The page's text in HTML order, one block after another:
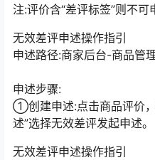
注:评价含“差评标签”则不可
无效差评申述操作指引
申述路径:商家后台-商品管
申述步骤:
①创建申述:点击商品评价
述”选择无效差评发起申述。
无效差评申述操作指引